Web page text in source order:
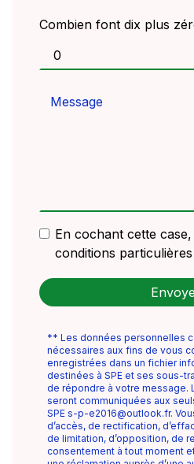
Combien font dix plus
En cochant cette
conditions
** Les données personnelles
nécessaires aux fins de vous
enregistrées dans un fichier
destinées à SPE et ses sous-
de répondre à votre message.
seront communiquées aux
SPE s-p-e2016@outlook.fr.
d’accès, de rectification,
de limitation, d’opposition, de
consentement à tout moment